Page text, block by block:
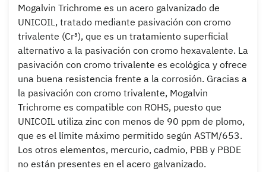
Mogalvin Trichrome es un acero galvanizado de
UNICOIL, tratado mediante pasivación con cromo
trivalente (Cr³), que es un tratamiento superficial
alternativo a la pasivación con cromo hexavalente. La
pasivación con cromo trivalente es ecológica y ofrece
una buena resistencia frente a la corrosión. Gracias a
la pasivación con cromo trivalente, Mogalvin
Trichrome es compatible con ROHS, puesto que
UNICOIL utiliza zinc con menos de 90 ppm de plomo,
que es el límite máximo permitido según ASTM/653.
Los otros elementos, mercurio, cadmio, PBB y PBDE
no están presentes en el acero galvanizado.